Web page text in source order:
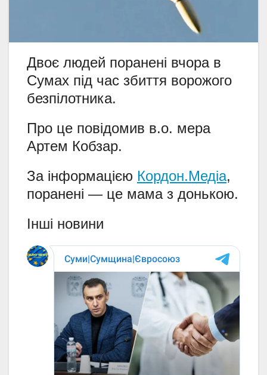
Двоє людей поранені вчора в
Сумах під час збиття ворожого
безпілотника.
Про це повідомив в.о. мера
Артем Кобзар.
За інформацією Кордон.Медіа,
поранені — це мама з донькою.
Інші новини